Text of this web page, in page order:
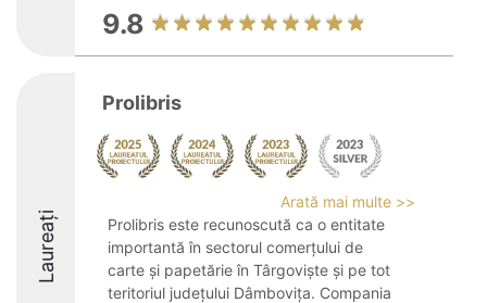
9.8
Laureați
Prolibris
Arată mai multe >>
Prolibris este recunoscută ca o entitate
importantă în sectorul comerțului de
carte și papetărie în Târgoviște și pe tot
teritoriul județului Dâmbovița. Compania